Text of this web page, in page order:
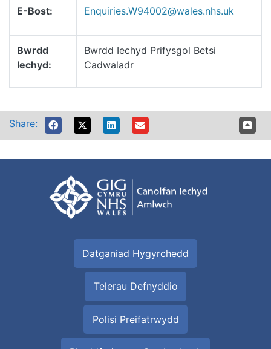
E-Bost: Enquiries.W94002@wales.nhs.uk
Bwrdd
Iechyd:
Bwrdd Iechyd Prifysgol Betsi
Cadwaladr
Share:
Datganiad Hygyrchedd
Telerau Defnyddio
Polisi Preifatrwydd